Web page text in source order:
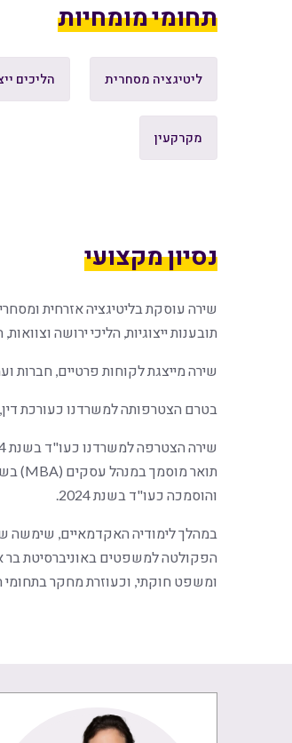
תחומי מומחיות
ליטיגציה מסחרית הליכים
מקרקעין
נסיון מקצועי
שירה עוסקת בליטיגציה אזרחית
תובענות ייצוגיות, הליכי ירושה
שירה מייצגת לקוחות פרטיים, חברות
בטרם הצטרפותה למשרדנו כעורכת
והוסמכה כעו"ד בשנת 2024.
במהלך לימודיה האקדמאיים,
הפקולטה למשפטים באוניברסיטת בר
ומשפט חוקתי, וכעוזרת מחקר בתחומי